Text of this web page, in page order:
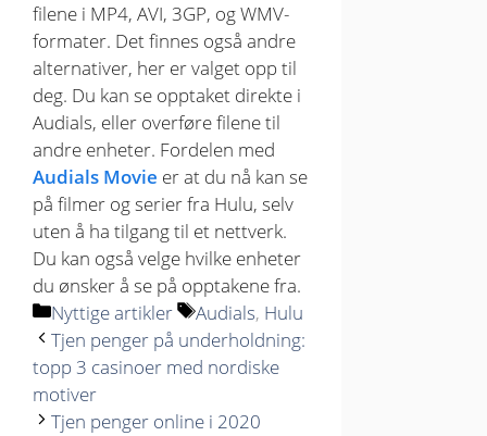
filene i MP4, AVI, 3GP, og WMV-
formater. Det finnes også andre
alternativer, her er valget opp til
deg. Du kan se opptaket direkte i
Audials, eller overføre filene til
andre enheter. Fordelen med
Audials Movie er at du nå kan se
på filmer og serier fra Hulu, selv
uten å ha tilgang til et nettverk.
Du kan også velge hvilke enheter
du ønsker å se på opptakene fra.
Kategorier
Nyttige artikler Stikkord
Audials, Hulu
Tjen penger på underholdning:
topp 3 casinoer med nordiske
motiver
Tjen penger online i 2020